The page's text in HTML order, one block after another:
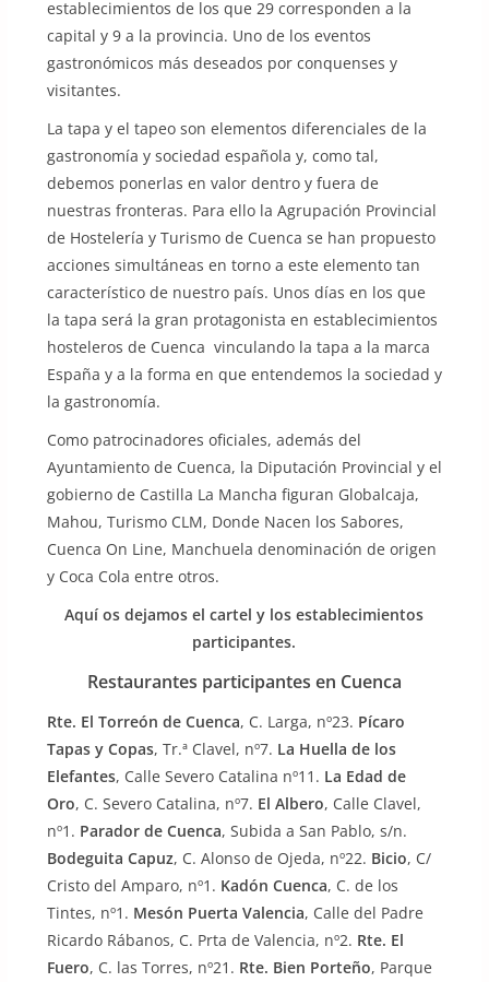
establecimientos de los que 29 corresponden a la
capital y 9 a la provincia. Uno de los eventos
gastronómicos más deseados por conquenses y
visitantes.
La tapa y el tapeo son elementos diferenciales de la
gastronomía y sociedad española y, como tal,
debemos ponerlas en valor dentro y fuera de
nuestras fronteras. Para ello la Agrupación Provincial
de Hostelería y Turismo de Cuenca se han propuesto
acciones simultáneas en torno a este elemento tan
característico de nuestro país. Unos días en los que
la tapa será la gran protagonista en establecimientos
hosteleros de Cuenca vinculando la tapa a la marca
España y a la forma en que entendemos la sociedad y
la gastronomía.
Como patrocinadores oficiales, además del
Ayuntamiento de Cuenca, la Diputación Provincial y el
gobierno de Castilla La Mancha figuran Globalcaja,
Mahou, Turismo CLM, Donde Nacen los Sabores,
Cuenca On Line, Manchuela denominación de origen
y Coca Cola entre otros.
Aquí os dejamos el cartel y los establecimientos
participantes.
Restaurantes participantes en Cuenca
Rte. El Torreón de Cuenca, C. Larga, nº23. Pícaro
Tapas y Copas, Tr.ª Clavel, nº7. La Huella de los
Elefantes, Calle Severo Catalina nº11. La Edad de
Oro, C. Severo Catalina, nº7. El Albero, Calle Clavel,
nº1. Parador de Cuenca, Subida a San Pablo, s/n.
Bodeguita Capuz, C. Alonso de Ojeda, nº22. Bicio, C/
Cristo del Amparo, nº1. Kadón Cuenca, C. de los
Tintes, nº1. Mesón Puerta Valencia, Calle del Padre
Ricardo Rábanos, C. Prta de Valencia, nº2. Rte. El
Fuero, C. las Torres, nº21. Rte. Bien Porteño, Parque